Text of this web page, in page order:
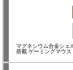
マグネシウム合金シェ
搭載 ゲーミングマウス